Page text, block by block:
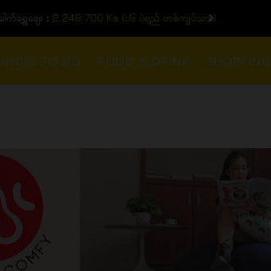
ေး :3,770,000 - ပြင်ပပေါက်စျေး (၁၆ ပဲရည် တစ်ကျပ်သား)
TO DO FOOD & DRINK